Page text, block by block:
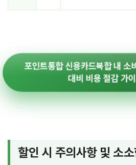
포인트통합 신용카드복합 내 소
대비 비용 절감 가
할인 시 주의사항 및 소